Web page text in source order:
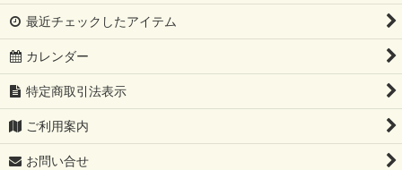
最近チェックしたアイテム
カレンダー
特定商取引法表示
ご利用案内
お問い合せ